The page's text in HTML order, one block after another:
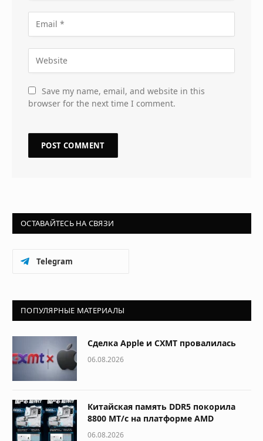
Save my name, email, and website in this
browser for the next time I comment.
ОСТАВАЙТЕСЬ НА СВЯЗИ
Telegram
ПОПУЛЯРНЫЕ МАТЕРИАЛЫ
Сделка Apple и CXMT провалилась
06.08.2026
Китайская память DDR5 покорила
8800 МТ/с на платформе AMD
06.08.2026